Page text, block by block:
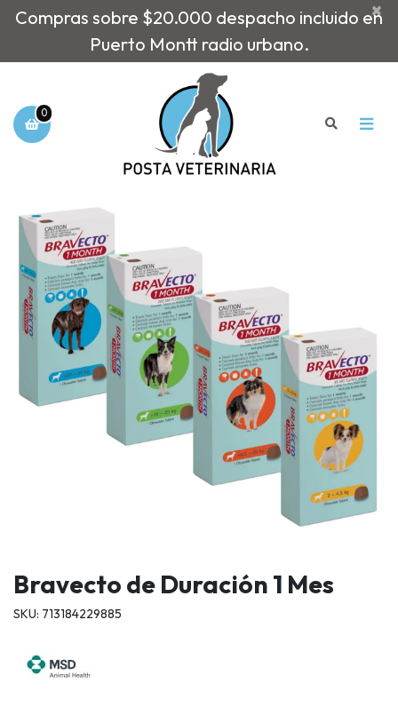
Compras sobre $20.000 despacho incluido en
Puerto Montt radio urbano.
×
0
Bravecto de Duración 1 Mes
SKU: 713184229885